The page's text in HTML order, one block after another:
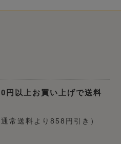
円以上お買い上げで送料
常送料より858円引き）